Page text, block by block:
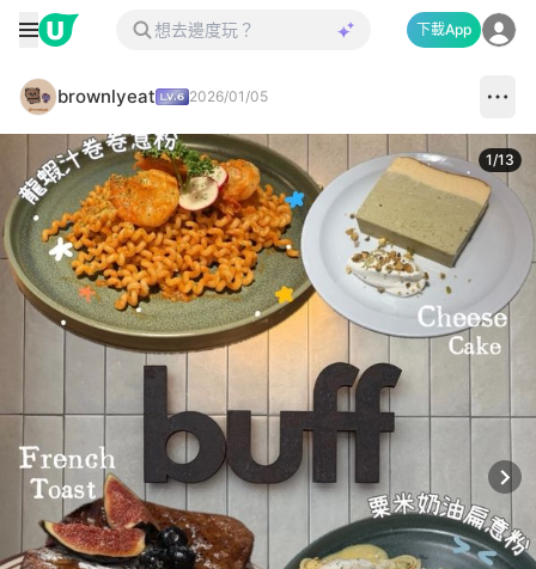
下載App
brownlyeat 2026/01/05
1/13